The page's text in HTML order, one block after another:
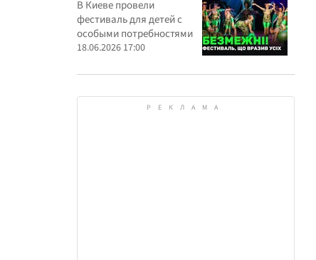
выступили на всеукраинском
фестивале
В Киеве провели
фестиваль для детей с
особыми потребностями
18.06.2026 17:00